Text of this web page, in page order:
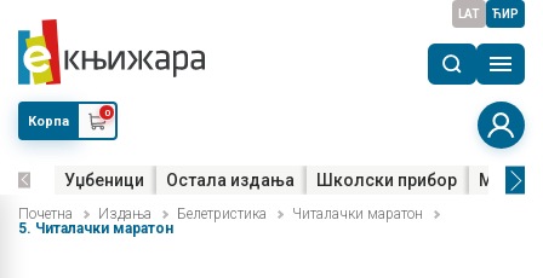
LAT ЋИР
Корпа
0
Уџбеници Остала издања Школски прибор Мала
Почетна Издања Белетристика
Читалачки маратон
5. Читалачки маратон